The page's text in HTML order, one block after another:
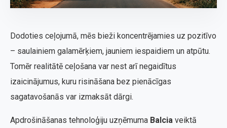
Dodoties ceļojumā, mēs bieži koncentrējamies uz pozitīvo
– saulainiem galamērķiem, jauniem iespaidiem un atpūtu.
Tomēr realitātē ceļošana var nest arī negaidītus
izaicinājumus, kuru risināšana bez pienācīgas
sagatavošanās var izmaksāt dārgi.
Apdrošināšanas tehnoloģiju uzņēmuma Balcia veiktā